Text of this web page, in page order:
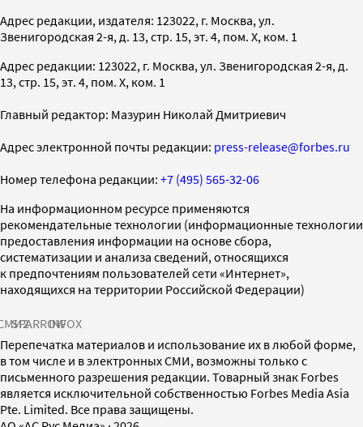
Адрес редакции, издателя: 123022, г. Москва, ул.
Звенигородская 2-я, д. 13, стр. 15, эт. 4, пом. X, ком. 1
Адрес редакции: 123022, г. Москва, ул. Звенигородская 2-я, д.
13, стр. 15, эт. 4, пом. X, ком. 1
Главный редактор: Мазурин Николай Дмитриевич
Адрес электронной почты редакции: press-release@forbes.ru
Номер телефона редакции: +7 (495) 565-32-06
На информационном ресурсе применяются
рекомендательные технологии (информационные технологии
предоставления информации на основе сбора,
систематизации и анализа сведений, относящихся
к предпочтениям пользователей сети «Интернет»,
находящихся на территории Российской Федерации)
SPARROWINFOX
Перепечатка материалов и использование их в любой форме,
в том числе и в электронных СМИ, возможны только с
письменного разрешения редакции. Товарный знак Forbes
является исключительной собственностью Forbes Media Asia
Pte. Limited. Все права защищены.